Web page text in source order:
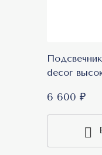
decor
6 600 ₽